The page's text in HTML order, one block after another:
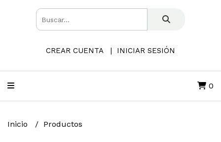
CREAR CUENTA INICIAR SESIÓN
0
Inicio Productos